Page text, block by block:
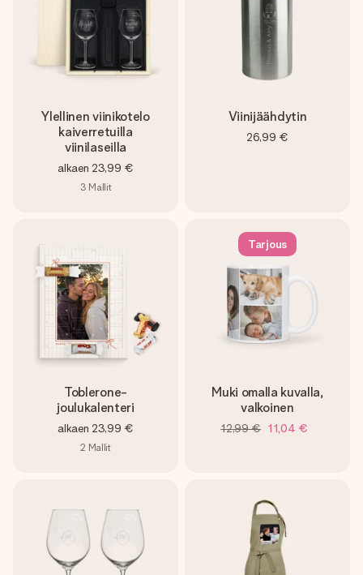
Ylellinen viinikotelo
kaiverretuilla
viinilaseilla
alkaen 23,99 €
3 Mallit
Viinijäähdytin
26,99 €
Toblerone-
joulukalenteri
alkaen 23,99 €
2 Mallit
Tarjous
Muki omalla kuvalla,
valkoinen
12,99 € 11,04 €